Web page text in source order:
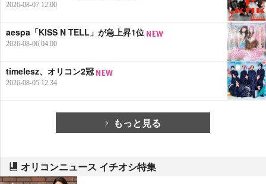
2026-08-07 12:00
aespa「KISS N TELL」が急上昇1位
2026-08-06 04:00
timelesz、オリコン2冠
2026-08-05 12:34
もっと見る
オリコンニュース イチオシ特集